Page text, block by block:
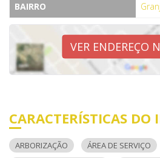
BAIRRO
VER ENDEREÇO
CARACTERÍSTICAS DO
ARBORIZAÇÃO ÁREA DE SERVIÇO